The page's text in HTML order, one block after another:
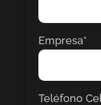
Empresa*
Teléfono